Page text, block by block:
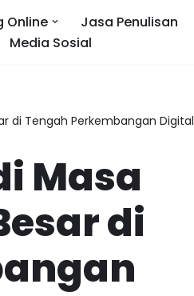
Online Jasa Penulisan
Media Sosial
di Tengah Perkembangan Digital
Masa
di